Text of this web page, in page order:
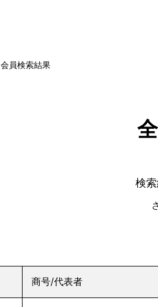
会員検索結果
検索
商号/代表者